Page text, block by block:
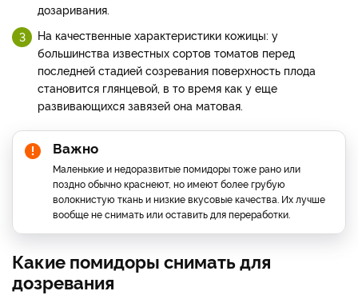
дозаривания.
На качественные характеристики кожицы: у
большинства известных сортов томатов перед
последней стадией созревания поверхность плода
становится глянцевой, в то время как у еще
развивающихся завязей она матовая.
Важно
Маленькие и недоразвитые помидоры тоже рано или
поздно обычно краснеют, но имеют более грубую
волокнистую ткань и низкие вкусовые качества. Их лучше
вообще не снимать или оставить для переработки.
Какие помидоры снимать для
дозревания